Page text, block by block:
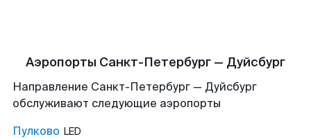
Аэропорты Санкт-Петербург — Дуйсбург
Направление Санкт-Петербург — Дуйсбург
обслуживают следующие аэропорты
Пулково LED